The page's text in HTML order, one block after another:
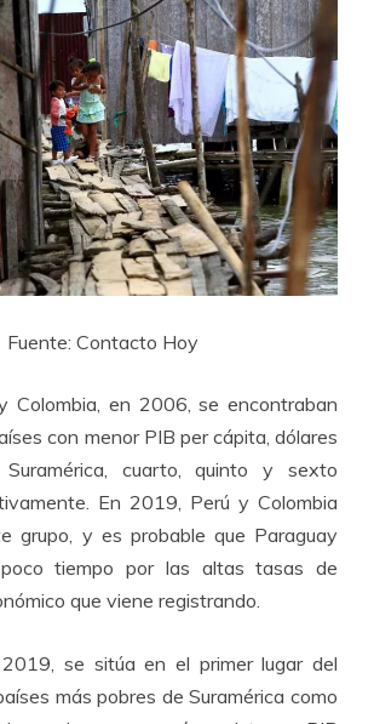
Fuente: Contacto Hoy
Colombia, en 2006, se encontraban
con menor PIB per cápita, dólares
cuarto, quinto y sexto
En 2019, Perú y Colombia
grupo, y es probable que Paraguay
tiempo por las altas tasas de
que viene registrando.
se sitúa en el primer lugar del
más pobres de Suramérica como